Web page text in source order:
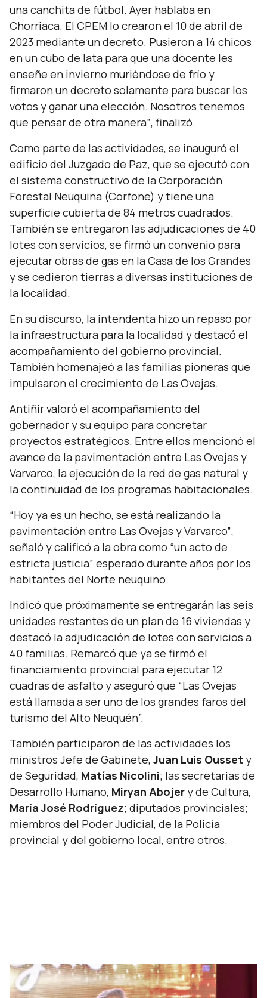
una canchita de fútbol. Ayer hablaba en
Chorriaca. El CPEM lo crearon el 10 de abril de
2023 mediante un decreto. Pusieron a 14 chicos
en un cubo de lata para que una docente les
enseñe en invierno muriéndose de frío y
firmaron un decreto solamente para buscar los
votos y ganar una elección. Nosotros tenemos
que pensar de otra manera”, finalizó.
Como parte de las actividades, se inauguró el
edificio del Juzgado de Paz, que se ejecutó con
el sistema constructivo de la Corporación
Forestal Neuquina (Corfone) y tiene una
superficie cubierta de 84 metros cuadrados.
También se entregaron las adjudicaciones de 40
lotes con servicios, se firmó un convenio para
ejecutar obras de gas en la Casa de los Grandes
y se cedieron tierras a diversas instituciones de
la localidad.
En su discurso, la intendenta hizo un repaso por
la infraestructura para la localidad y destacó el
acompañamiento del gobierno provincial.
También homenajeó a las familias pioneras que
impulsaron el crecimiento de Las Ovejas.
Antiñir valoró el acompañamiento del
gobernador y su equipo para concretar
proyectos estratégicos. Entre ellos mencionó el
avance de la pavimentación entre Las Ovejas y
Varvarco, la ejecución de la red de gas natural y
la continuidad de los programas habitacionales.
“Hoy ya es un hecho, se está realizando la
pavimentación entre Las Ovejas y Varvarco”,
señaló y calificó a la obra como “un acto de
estricta justicia” esperado durante años por los
habitantes del Norte neuquino.
Indicó que próximamente se entregarán las seis
unidades restantes de un plan de 16 viviendas y
destacó la adjudicación de lotes con servicios a
40 familias. Remarcó que ya se firmó el
financiamiento provincial para ejecutar 12
cuadras de asfalto y aseguró que “Las Ovejas
está llamada a ser uno de los grandes faros del
turismo del Alto Neuquén”.
También participaron de las actividades los
ministros Jefe de Gabinete,Juan Luis Ousset y
de Seguridad, Matías Nicolini; las secretarias de
Desarrollo Humano, Miryan Abojer y de Cultura,
María José Rodríguez; diputados provinciales;
miembros del Poder Judicial, de la Policía
provincial y del gobierno local, entre otros.